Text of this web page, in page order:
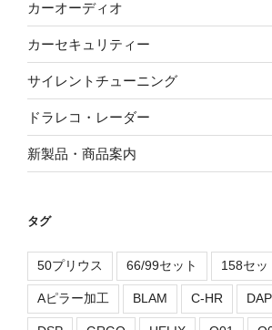
カーオーディオ
カーセキュリティー
サイレントチューニング
ドラレコ・レーダー
新製品・商品案内
タグ
50プリウス 66/99セット 158セッ
Aピラー加工 BLAM C-HR DAP